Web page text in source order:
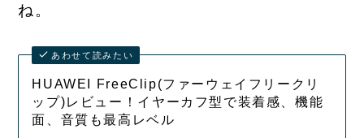
ね。
あわせて読みたい
HUAWEI FreeClip(ファーウェイフリークリ
ップ)レビュー！イヤーカフ型で装着感、機能
面、音質も最高レベル